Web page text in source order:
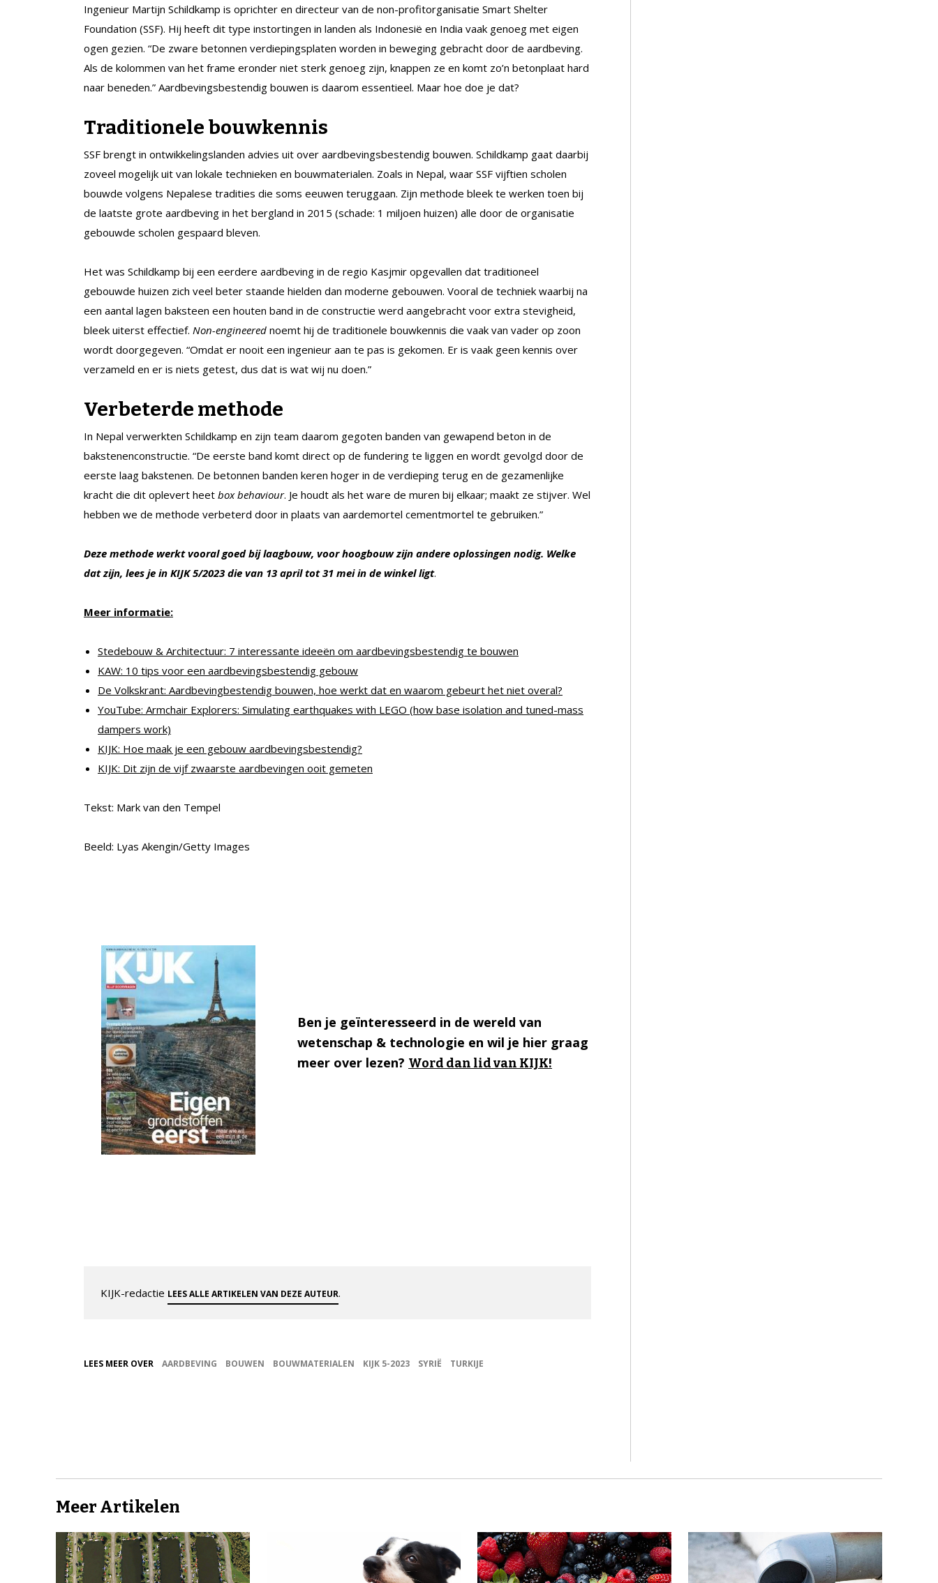
Ingenieur Martijn Schildkamp is oprichter en directeur van de non-profitorganisatie Smart Shelter
Foundation (SSF). Hij heeft dit type instortingen in landen als Indonesië en India vaak genoeg met eigen
ogen gezien. “De zware betonnen verdiepingsplaten worden in beweging gebracht door de aardbeving.
Als de kolommen van het frame eronder niet sterk genoeg zijn, knappen ze en komt zo’n betonplaat hard
naar beneden.” Aardbevingsbestendig bouwen is daarom essentieel. Maar hoe doe je dat?
Traditionele bouwkennis
SSF brengt in ontwikkelingslanden advies uit over aardbevingsbestendig bouwen. Schildkamp gaat daarbij
zoveel mogelijk uit van lokale technieken en bouwmaterialen. Zoals in Nepal, waar SSF vijftien scholen
bouwde volgens Nepalese tradities die soms eeuwen teruggaan. Zijn methode bleek te werken toen bij
de laatste grote aardbeving in het bergland in 2015 (schade: 1 miljoen huizen) alle door de organisatie
gebouwde scholen gespaard bleven.
Het was Schildkamp bij een eerdere aardbeving in de regio Kasjmir opgevallen dat traditioneel
gebouwde huizen zich veel beter staande hielden dan moderne gebouwen. Vooral de techniek waarbij na
een aantal lagen baksteen een houten band in de constructie werd aangebracht voor extra stevigheid,
bleek uiterst effectief. Non-engineered noemt hij de traditionele bouwkennis die vaak van vader op zoon
wordt doorgegeven. “Omdat er nooit een ingenieur aan te pas is gekomen. Er is vaak geen kennis over
verzameld en er is niets getest, dus dat is wat wij nu doen.”
Verbeterde methode
In Nepal verwerkten Schildkamp en zijn team daarom gegoten banden van gewapend beton in de
bakstenenconstructie. “De eerste band komt direct op de fundering te liggen en wordt gevolgd door de
eerste laag bakstenen. De betonnen banden keren hoger in de verdieping terug en de gezamenlijke
kracht die dit oplevert heet box behaviour. Je houdt als het ware de muren bij elkaar; maakt ze stijver. Wel
hebben we de methode verbeterd door in plaats van aardemortel cementmortel te gebruiken.”
Deze methode werkt vooral goed bij laagbouw, voor hoogbouw zijn andere oplossingen nodig. Welke
dat zijn, lees je in KIJK 5/2023 die van 13 april tot 31 mei in de winkel ligt.
Meer informatie:
Stedebouw & Architectuur: 7 interessante ideeën om aardbevingsbestendig te bouwen
KAW: 10 tips voor een aardbevingsbestendig gebouw
De Volkskrant: Aardbevingbestendig bouwen, hoe werkt dat en waarom gebeurt het niet overal?
YouTube: Armchair Explorers: Simulating earthquakes with LEGO (how base isolation and tuned-mass
dampers work)
KIJK: Hoe maak je een gebouw aardbevingsbestendig?
KIJK: Dit zijn de vijf zwaarste aardbevingen ooit gemeten
Tekst: Mark van den Tempel
Beeld: Lyas Akengin/Getty Images
Ben je geïnteresseerd in de wereld van
wetenschap & technologie en wil je hier graag
meer over lezen? Word dan lid van KIJK!
KIJK-redactie LEES ALLE ARTIKELEN VAN DEZE AUTEUR.
LEES MEER OVER AARDBEVING BOUWEN BOUWMATERIALEN KIJK 5-2023 SYRIË TURKIJE
Meer Artikelen